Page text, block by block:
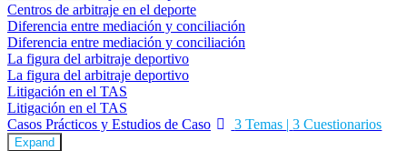
Centros de arbitraje en el deporte
Diferencia entre mediación y conciliación
Diferencia entre mediación y conciliación
La figura del arbitraje deportivo
La figura del arbitraje deportivo
Litigación en el TAS
Litigación en el TAS
Casos Prácticos y Estudios de Caso
3 Temas | 3 Cuestionarios
Expand